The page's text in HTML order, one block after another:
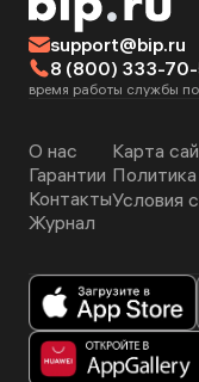
support@bip.ru
8 (800) 333-
время работы службы
О нас
Гарантии
Контакты
Журнал
Карта
Условия